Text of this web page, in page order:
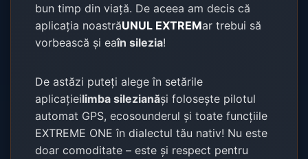
bun timp din viață. De aceea am decis că
aplicația noastrăUNUL EXTREMar trebui să
vorbească și eaîn silezia!
De astăzi puteți alege în setările
aplicațieilimba silezianăși folosește pilotul
automat GPS, ecosounderul și toate funcțiile
EXTREME ONE în dialectul tău nativ! Nu este
doar comoditate – este și respect pentru